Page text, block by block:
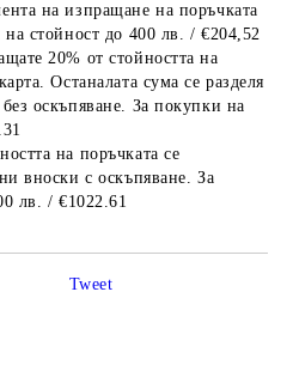
на изпращане на поръчката
стойност до 400 лв. / €204,52
20% от стойността на
Останалата сума се разделя
оскъпяване. За покупки на
на поръчката се
вноски с оскъпяване. За
лв. / €1022.61
Tweet